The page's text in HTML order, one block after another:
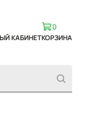
КАБИНЕТ
0
КОРЗИНА